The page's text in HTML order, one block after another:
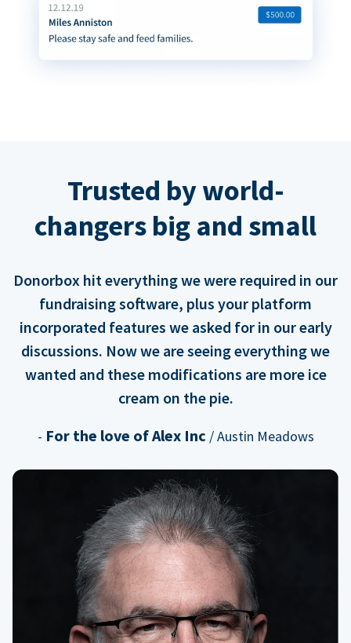
Trusted by world-
changers big and small
Donorbox hit everything we were required in our
fundraising software, plus your platform
incorporated features we asked for in our early
discussions. Now we are seeing everything we
wanted and these modifications are more ice
cream on the pie.
- For the love of Alex Inc / Austin Meadows